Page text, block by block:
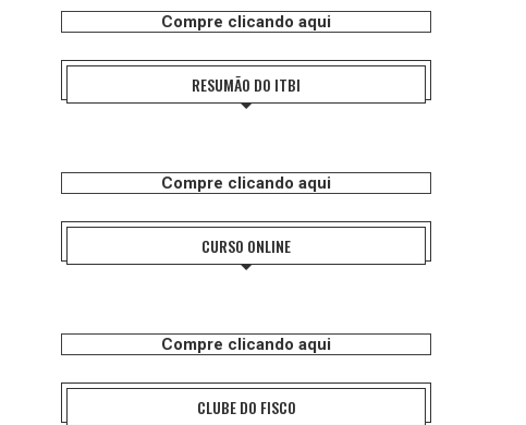
Compre clicando aqui
RESUMÃO DO ITBI
Compre clicando aqui
CURSO ONLINE
Compre clicando aqui
CLUBE DO FISCO